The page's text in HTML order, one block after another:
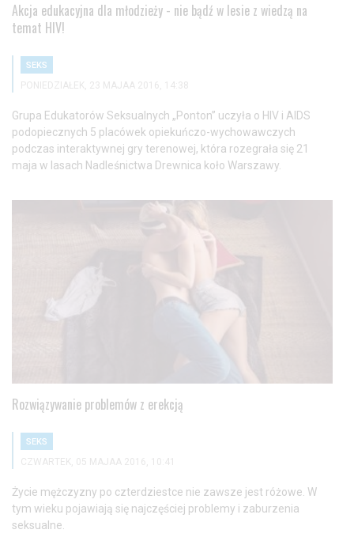
Akcja edukacyjna dla młodzieży - nie bądź w lesie z wiedzą na
temat HIV!
SEKS
PONIEDZIAŁEK, 23 MAJAA 2016, 14:38
Grupa Edukatorów Seksualnych „Ponton” uczyła o HIV i AIDS
podopiecznych 5 placówek opiekuńczo-wychowawczych
podczas interaktywnej gry terenowej, która rozegrała się 21
maja w lasach Nadleśnictwa Drewnica koło Warszawy.
Rozwiązywanie problemów z erekcją
SEKS
CZWARTEK, 05 MAJAA 2016, 10:41
Życie mężczyzny po czterdziestce nie zawsze jest różowe. W
tym wieku pojawiają się najczęściej problemy i zaburzenia
seksualne.